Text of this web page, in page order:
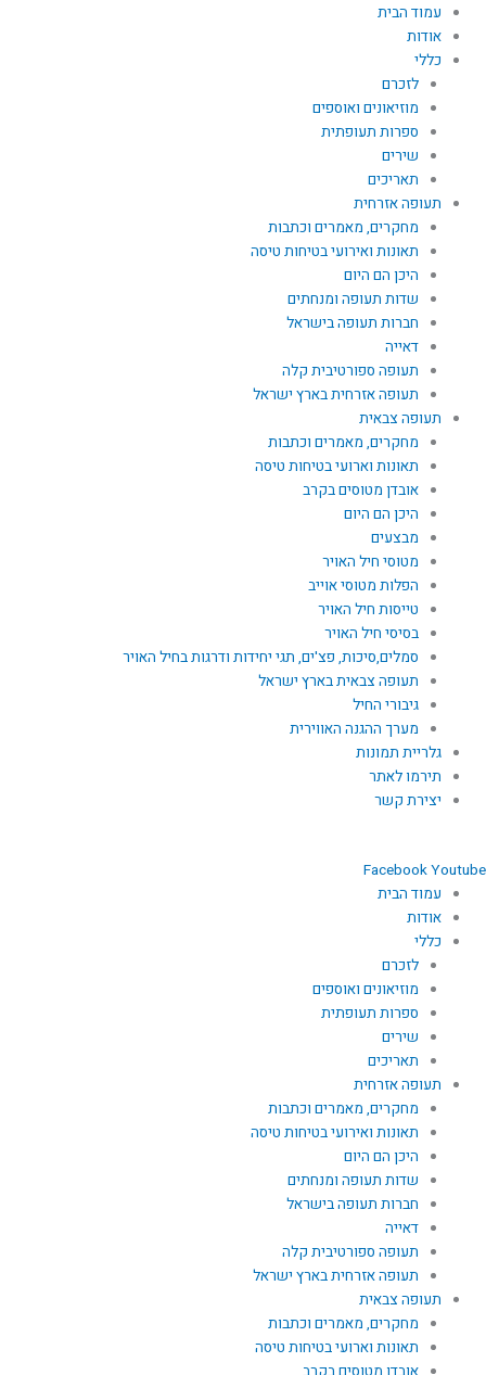
עמוד הבית
אודות
כללי
לזכרם
מוזיאונים ואוספים
ספרות תעופתית
שירים
תאריכים
תעופה אזרחית
מחקרים, מאמרים וכתבות
תאונות ואירועי בטיחות טיסה
היכן הם היום
שדות תעופה ומנחתים
חברות תעופה בישראל
דאייה
תעופה ספורטיבית קלה
תעופה אזרחית בארץ ישראל
תעופה צבאית
מחקרים, מאמרים וכתבות
תאונות וארועי בטיחות טיסה
אובדן מטוסים בקרב
היכן הם היום
מבצעים
מטוסי חיל האויר
הפלות מטוסי אוייב
טייסות חיל האויר
בסיסי חיל האויר
סמלים,סיכות, פצ'ים, תגי יחידות ודרגות בחיל האויר
תעופה צבאית בארץ ישראל
גיבורי החיל
מערך ההגנה האווירית
גלריית תמונות
תירמו לאתר
יצירת קשר
FacebookYoutube
עמוד הבית
אודות
כללי
לזכרם
מוזיאונים ואוספים
ספרות תעופתית
שירים
תאריכים
תעופה אזרחית
מחקרים, מאמרים וכתבות
תאונות ואירועי בטיחות טיסה
היכן הם היום
שדות תעופה ומנחתים
חברות תעופה בישראל
דאייה
תעופה ספורטיבית קלה
תעופה אזרחית בארץ ישראל
תעופה צבאית
מחקרים, מאמרים וכתבות
תאונות וארועי בטיחות טיסה